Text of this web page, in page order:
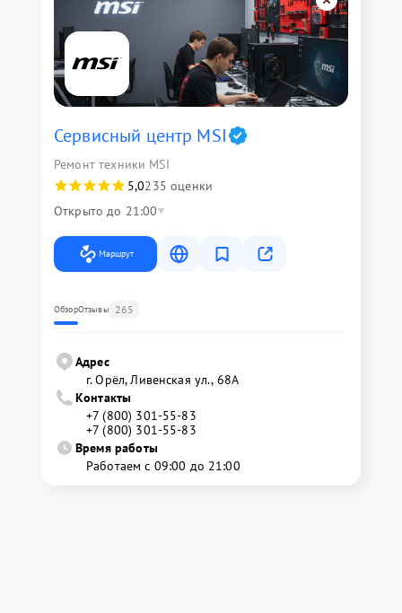
Сервисный центр MSI
Ремонт техники MSI
5,0235 оценки
Открыто до 21:00
Маршрут
ОбзорОтзывы 265
Адрес
г. Орёл, Ливенская ул., 68А
Контакты
+7 (800) 301-55-83
+7 (800) 301-55-83
Время работы
Работаем с 09:00 до 21:00